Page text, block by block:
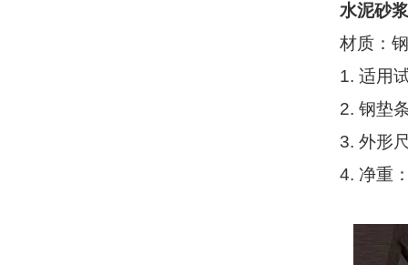
水泥砂
材质：钢
1. 适用
2. 钢垫
3. 外形
4. 净重